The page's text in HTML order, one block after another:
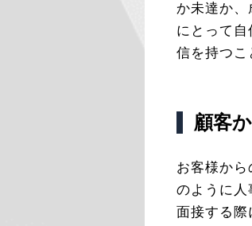
か未達か
にとって
信を持つこ
顧客
お客様か
のように人
面接する際